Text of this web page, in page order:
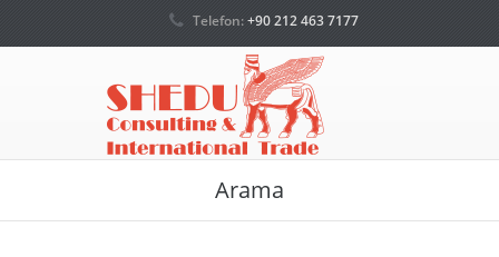
Telefon:+90 212 463 7177
Arama